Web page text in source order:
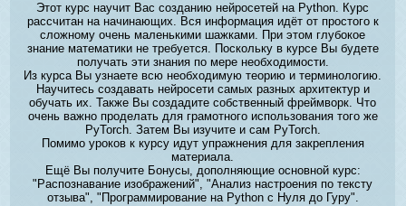
Этот курс научит Вас созданию нейросетей на Python. Курс
рассчитан на начинающих. Вся информация идёт от простого к
сложному очень маленькими шажками. При этом глубокое
знание математики не требуется. Поскольку в курсе Вы будете
получать эти знания по мере необходимости.
Из курса Вы узнаете всю необходимую теорию и терминологию.
Научитесь создавать нейросети самых разных архитектур и
обучать их. Также Вы создадите собственный фреймворк. Что
очень важно проделать для грамотного использования того же
PyTorch. Затем Вы изучите и сам PyTorch.
Помимо уроков к курсу идут упражнения для закрепления
материала.
Ещё Вы получите Бонусы, дополняющие основной курс:
"Распознавание изображений", "Анализ настроения по тексту
отзыва", "Программирование на Python с Нуля до Гуру".